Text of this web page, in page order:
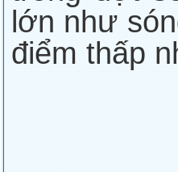
lớn như
điểm thấp